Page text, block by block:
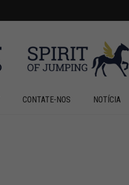
CONTATE-NOS NOTÍCIA